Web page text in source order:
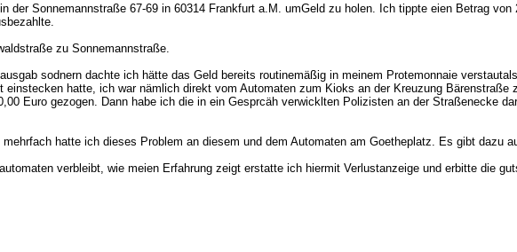
der Sonnemannstraße 67-69 in 60314 Frankfurt a.M. umGeld zu holen. Ich tippte eien Betrag
zu Sonnemannstraße.
sodnern dachte ich hätte das Geld bereits routinemäßig in meinem Protemonnaie
hatte, ich war nämlich direkt vom Automaten zum Kioks an der Kreuzung Bärenstraße
Euro gezogen. Dann habe ich die in ein Gesprcäh verwicklten Polizisten an der Straßenecke
hatte ich dieses Problem an diesem und dem Automaten am Goetheplatz. Es gibt dazu
verbleibt, wie meien Erfahrung zeigt erstatte ich hiermit Verlustanzeige und erbitte die